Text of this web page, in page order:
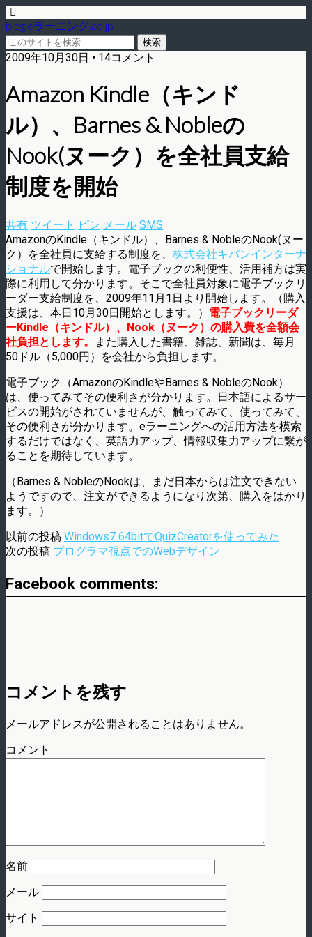
blog.eラーニング.co.jp
2009年10月30日 • 14コメント
Amazon Kindle（キンド
ル）、Barnes & Nobleの
Nook(ヌーク）を全社員支給
制度を開始
共有 ツイート ピン メール SMS
AmazonのKindle（キンドル）、Barnes & NobleのNook(ヌー
ク）を全社員に支給する制度を、 株式会社キバンインターナ
ショナルで開始します。電子ブックの利便性、活用補方は実
際に利用して分かります。そこで全社員対象に電子ブックリ
ーダー支給制度を、2009年11月1日より開始します。（購入
支援は、本日10月30日開始とします。） 電子ブックリーダ
ーKindle（キンドル）、Nook（ヌーク）の購入費を全額会
社負担とします。
また購入した書籍、雑誌、新聞は、毎月
50ドル（5,000円）を会社から負担します。
電子ブック（AmazonのKindleやBarnes & NobleのNook）
は、使ってみてその便利さが分かります。日本語によるサー
ビスの開始がされていませんが、触ってみて、使ってみて、
その便利さが分かります。eラーニングへの活用方法を模索
するだけではなく、英語力アップ、情報収集力アップに繋が
ることを期待しています。
（Barnes & NobleのNookは、まだ日本からは注文できない
ようですので、注文ができるようになり次第、購入をはかり
ます。）
以前の投稿 Windows7 64bitでQuizCreatorを使ってみた
次の投稿 プログラマ視点でのWebデザイン
Facebook comments:
コメントを残す
メールアドレスが公開されることはありません。
コメント
名前
メール
サイト